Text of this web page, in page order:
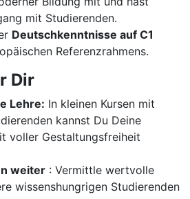
mit Studierenden.
Deutschkenntnisse auf C1
Referenzrahmens.
Dir
Lehre: In kleinen Kursen mit
kannst Du Deine
voller Gestaltungsfreiheit
weiter : Vermittle wertvolle
wissenshungrigen Studierenden